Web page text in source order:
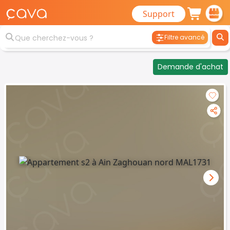
Support
Filtre avancé
Demande d'achat